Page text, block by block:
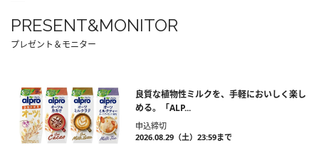
PRESENT&MONITOR
プレゼント＆モニター
良質な植物性ミルクを、手軽においしく楽し
める。「ALP...
申込締切
2026.08.29（土）23:59まで